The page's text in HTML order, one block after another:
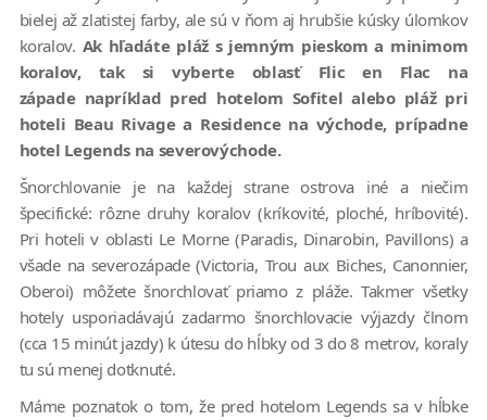
bielej až zlatistej farby, ale sú v ňom aj hrubšie kúsky úlomkov
koralov. Ak hľadáte pláž s jemným pieskom a minimom
koralov, tak si vyberte oblasť Flic en Flac na
západe napríklad pred hotelom Sofitel alebo pláž pri
hoteli Beau Rivage a Residence na východe, prípadne
hotel Legends na severovýchode.
Šnorchlovanie je na každej strane ostrova iné a niečim
špecifické: rôzne druhy koralov (kríkovité, ploché, hríbovité).
Pri hoteli v oblasti Le Morne (Paradis, Dinarobin, Pavillons) a
všade na severozápade (Victoria, Trou aux Biches, Canonnier,
Oberoi) môžete šnorchlovať priamo z pláže. Takmer všetky
hotely usporiadávajú zadarmo šnorchlovacie výjazdy člnom
(cca 15 minút jazdy) k útesu do hĺbky od 3 do 8 metrov, koraly
tu sú menej dotknuté.
Máme poznatok o tom, že pred hotelom Legends sa v hĺbke